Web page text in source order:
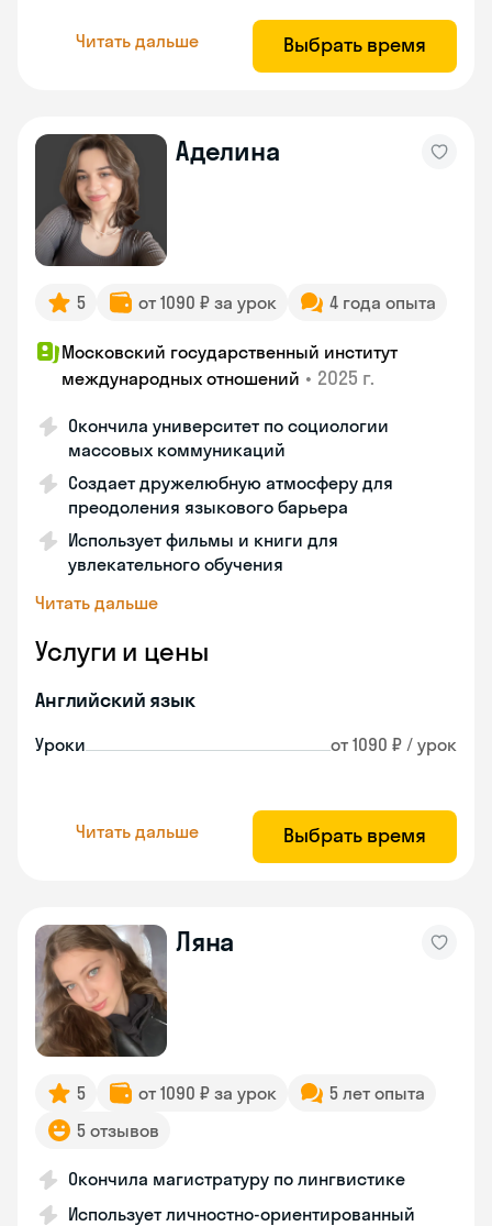
Читать дальше Выбрать время
Аделина
5 от 1090 ₽ за урок 4 года опыта
Московский государственный институт
международных отношений • 2025 г.
Окончила университет по социологии
массовых коммуникаций
Создает дружелюбную атмосферу для
преодоления языкового барьера
Использует фильмы и книги для
увлекательного обучения
Читать дальше
Услуги и цены
Английский язык
Уроки от 1090 ₽ / урок
Читать дальше Выбрать время
Ляна
5 от 1090 ₽ за урок
5 лет опыта
5 отзывов
Окончила магистратуру по лингвистике
Использует личностно-ориентированный